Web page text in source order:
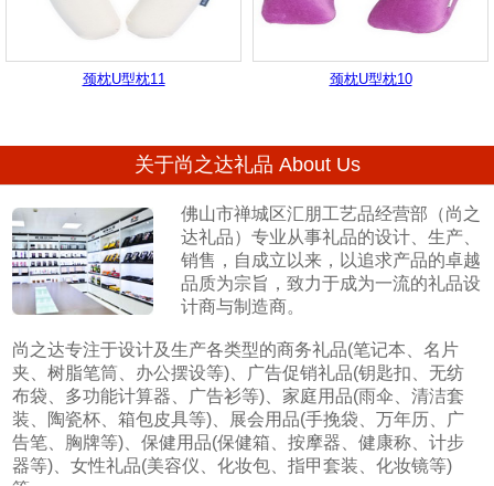
颈枕U型枕11 颈枕U型枕10
关于尚之达礼品 About Us
佛山市禅城区汇朋工艺品经营部（尚之
达礼品）专业从事礼品的设计、生产、
销售，自成立以来，以追求产品的卓越
品质为宗旨，致力于成为一流的礼品设
计商与制造商。
尚之达专注于设计及生产各类型的商务礼品(笔记本、名片
夹、树脂笔筒、办公摆设等)、广告促销礼品(钥匙扣、无纺
布袋、多功能计算器、广告衫等)、家庭用品(雨伞、清洁套
装、陶瓷杯、箱包皮具等)、展会用品(手挽袋、万年历、广
告笔、胸牌等)、保健用品(保健箱、按摩器、健康称、计步
器等)、女性礼品(美容仪、化妆包、指甲套装、化妆镜等)